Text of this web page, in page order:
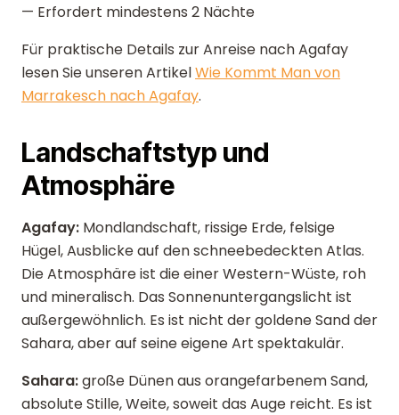
— Erfordert mindestens 2 Nächte
Für praktische Details zur Anreise nach Agafay
lesen Sie unseren ArtikelWie Kommt Man von
Marrakesch nach Agafay.
Landschaftstyp und
Atmosphäre
Agafay: Mondlandschaft, rissige Erde, felsige
Hügel, Ausblicke auf den schneebedeckten Atlas.
Die Atmosphäre ist die einer Western-Wüste, roh
und mineralisch. Das Sonnenuntergangslicht ist
außergewöhnlich. Es ist nicht der goldene Sand der
Sahara, aber auf seine eigene Art spektakulär.
Sahara:große Dünen aus orangefarbenem Sand,
absolute Stille, Weite, soweit das Auge reicht. Es ist